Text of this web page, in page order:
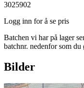
3025902
Logg inn for å se pris
Batchen vi har på lager
batchnr. nedenfor som du
Bilder